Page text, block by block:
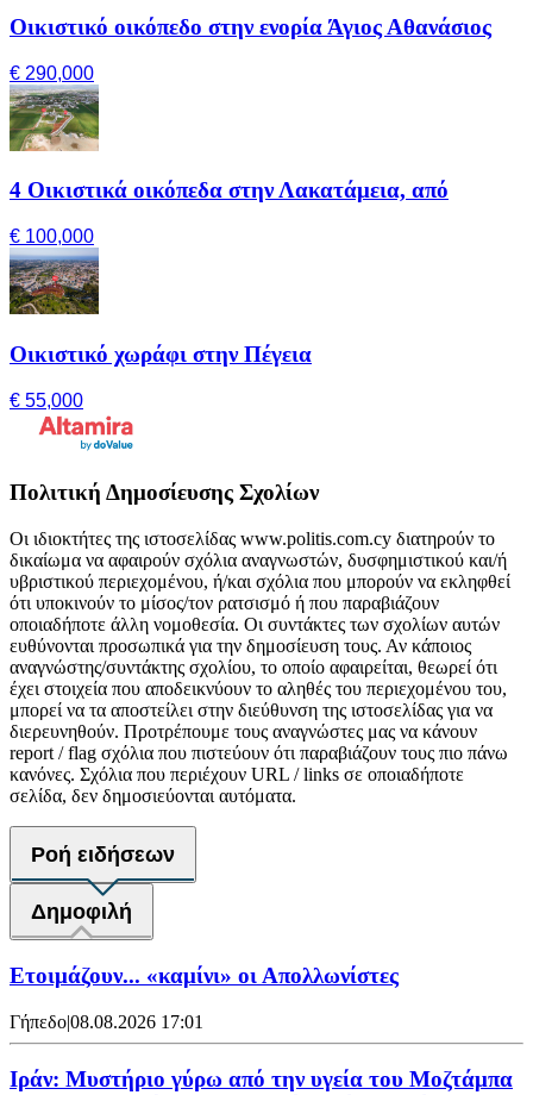
Οικιστικό οικόπεδο στην ενορία Άγιος Αθανάσιος
€ 290,000
4 Οικιστικά οικόπεδα στην Λακατάμεια, από
€ 100,000
Οικιστικό χωράφι στην Πέγεια
€ 55,000
Πολιτική Δημοσίευσης Σχολίων
Οι ιδιοκτήτες της ιστοσελίδας www.politis.com.cy διατηρούν το
δικαίωμα να αφαιρούν σχόλια αναγνωστών, δυσφημιστικού και/ή
υβριστικού περιεχομένου, ή/και σχόλια που μπορούν να εκληφθεί
ότι υποκινούν το μίσος/τον ρατσισμό ή που παραβιάζουν
οποιαδήποτε άλλη νομοθεσία. Οι συντάκτες των σχολίων αυτών
ευθύνονται προσωπικά για την δημοσίευση τους. Αν κάποιος
αναγνώστης/συντάκτης σχολίου, το οποίο αφαιρείται, θεωρεί ότι
έχει στοιχεία που αποδεικνύουν το αληθές του περιεχομένου του,
μπορεί να τα αποστείλει στην διεύθυνση της ιστοσελίδας για να
διερευνηθούν. Προτρέπουμε τους αναγνώστες μας να κάνουν
report / flag σχόλια που πιστεύουν ότι παραβιάζουν τους πιο πάνω
κανόνες. Σχόλια που περιέχουν URL / links σε οποιαδήποτε
σελίδα, δεν δημοσιεύονται αυτόματα.
Ροή ειδήσεων
Δημοφιλή
Ετοιμάζουν... «καμίνι» οι Απολλωνίστες
Γήπεδο|08.08.2026 17:01
Ιράν: Μυστήριο γύρω από την υγεία του Μοζτάμπα